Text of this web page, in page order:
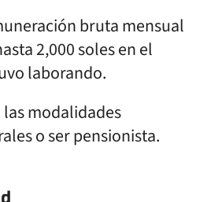
bruta mensual
2,000 soles en el
laborando.
modalidades
o ser pensionista.